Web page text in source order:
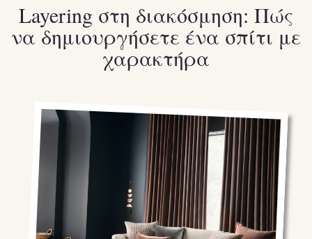
TALK OF THE TOWN
PLEASURES
Facebook
Instagram
Youtube
TikTok
X(Twitter)
Layering στη διακόσμηση: Πώς
να δημιουργήσετε ένα σπίτι με
χαρακτήρα